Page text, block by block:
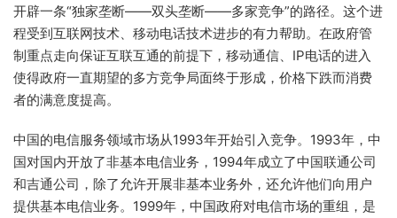
开辟一条“独家垄断——双头垄断——多家竞争”的路径。这个进
程受到互联网技术、移动电话技术进步的有力帮助。在政府管
制重点走向保证互联互通的前提下，移动通信、IP电话的进入
使得政府一直期望的多方竞争局面终于形成，价格下跌而消费
者的满意度提高。
中国的电信服务领域市场从1993年开始引入竞争。1993年，中
国对国内开放了非基本电信业务，1994年成立了中国联通公司
和吉通公司，除了允许开展非基本业务外，还允许他们向用户
提供基本电信业务。1999年，中国政府对电信市场的重组，是